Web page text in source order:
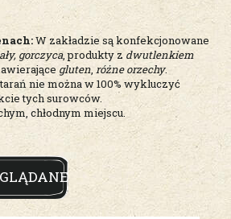
W zakładzie są konfekcjonowane
gorczyca, produkty z dwutlenkiem
gluten, różne orzechy.
nie można w 100% wykluczyć
tych surowców.
chłodnym miejscu.